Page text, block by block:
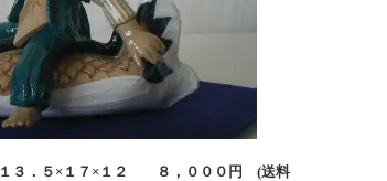
１３．５×１７×１２ ８，０００円 (送料